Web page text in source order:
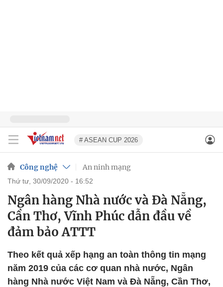
# ASEAN CUP 2026
Công nghệ An ninh mạng
thứ tư, 30/09/2020 - 16:52
Ngân hàng Nhà nước và Đà Nẵng,
Cần Thơ, Vĩnh Phúc dẫn đầu về
đảm bảo ATTT
Theo kết quả xếp hạng an toàn thông tin mạng
năm 2019 của các cơ quan nhà nước, Ngân
hàng Nhà nước Việt Nam và Đà Nẵng, Cần Thơ,